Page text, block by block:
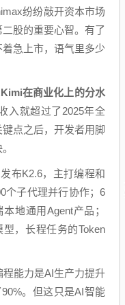
纷纷敲开资本市场
股的重要心智。有了
急上市，语气里多少
在商业化上的分水
入就超过了2025年全
点之后，开发者用脚
布K2.6，主打编程和
个子代理并行协作；6
地通用Agent产品；
，长程任务的Token
能力是AI生产力提升
。但这只是AI智能